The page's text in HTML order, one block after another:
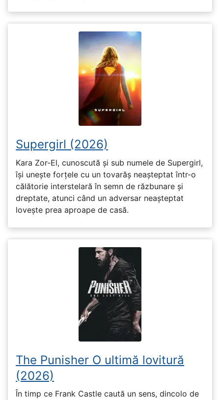
Supergirl (2026)
Kara Zor-El, cunoscută și sub numele de Supergirl,
își unește forțele cu un tovarăș neașteptat într-o
călătorie interstelară în semn de răzbunare și
dreptate, atunci când un adversar neașteptat
lovește prea aproape de casă.
The Punisher O ultimă lovitură
(2026)
În timp ce Frank Castle caută un sens, dincolo de